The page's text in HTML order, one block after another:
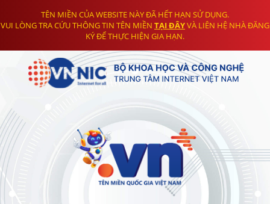
TÊN MIỀN CỦA WEBSITE NÀY ĐÃ HẾT HẠN SỬ DỤNG.
VUI LÒNG TRA CỨU THÔNG TIN TÊN MIỀN TẠI ĐÂYVÀ LIÊN HỆ NHÀ ĐĂNG
KÝ ĐỂ THỰC HIỆN GIA HẠN.